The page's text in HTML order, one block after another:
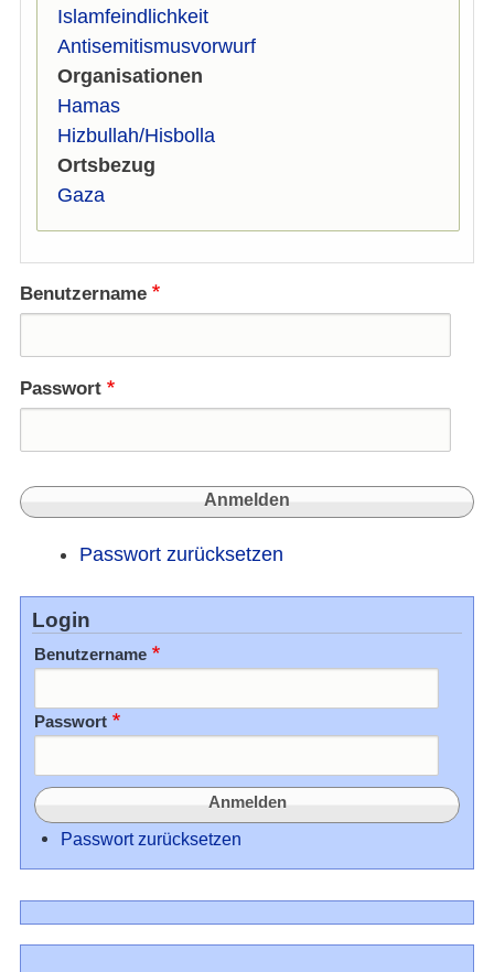
Islamfeindlichkeit
Antisemitismusvorwurf
Organisationen
Hamas
Hizbullah/Hisbolla
Ortsbezug
Gaza
Benutzername
Passwort
Passwort zurücksetzen
Login
Benutzername
Passwort
Passwort zurücksetzen